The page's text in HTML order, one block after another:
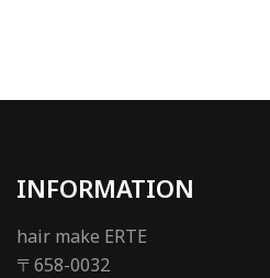
INFORMATION
hair make ERTE
〒658-0032